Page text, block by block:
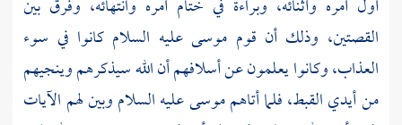
أول أمره وأثنائه، وبراءة في ختام أمره وانتهائه، وفرق بين
القصتين، وذلك أن قوم موسىعليه السلام كانوا في سوء
العذاب، وكانوا يعلمون عن أسلافهم أن الله سيذكرهم وينجيهم
من أيدي القبط، فلما أتاهمموسىعليه السلام وبين لهم الآيات